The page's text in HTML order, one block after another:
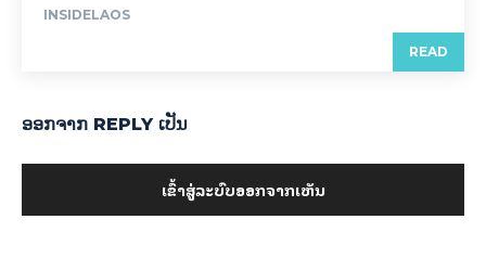
INSIDELAOS
READ
ອອກ​ຈາກ REPLY ເປັນ
ເຂົ້າ​ສູ່​ລະ​ບົບ​ອອກ​ຈາກ​ເຫັນ